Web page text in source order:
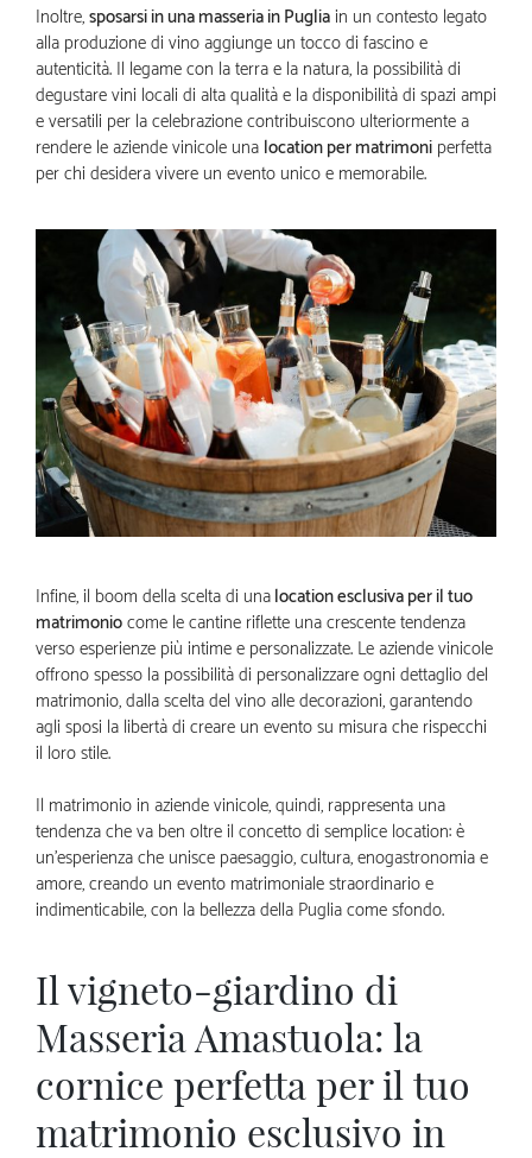
Inoltre,sposarsi in una masseria in Pugliain un contesto legato
alla produzione di vino aggiunge un tocco di fascino e
autenticità. Il legame con la terra e la natura, la possibilità di
degustare vini locali di alta qualità e la disponibilità di spazi ampi
e versatili per la celebrazione contribuiscono ulteriormente a
rendere le aziende vinicole una location per matrimoni perfetta
per chi desidera vivere un evento unico e memorabile.
Infine, il boom della scelta di unalocation esclusiva per il tuo
matrimoniocome le cantine riflette una crescente tendenza
verso esperienze più intime e personalizzate. Le aziende vinicole
offrono spesso la possibilità di personalizzare ogni dettaglio del
matrimonio, dalla scelta del vino alle decorazioni, garantendo
agli sposi la libertà di creare un evento su misura che rispecchi
il loro stile.
Il matrimonio in aziende vinicole, quindi, rappresenta una
tendenza che va ben oltre il concetto di semplice location: è
un’esperienza che unisce paesaggio, cultura, enogastronomia e
amore, creando un evento matrimoniale straordinario e
indimenticabile, con la bellezza della Puglia come sfondo.
Il vigneto-giardino di
Masseria Amastuola: la
cornice perfetta per il tuo
matrimonio esclusivo in